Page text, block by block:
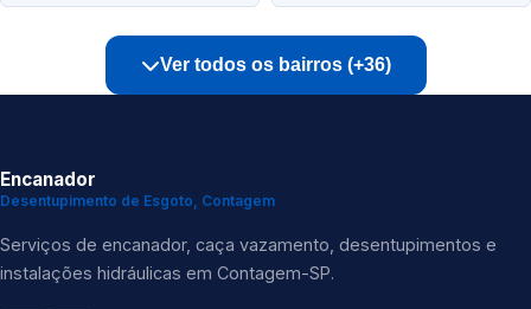
Ver todos os bairros (+36)
Encanador
Desentupimento de Esgoto, Contagem
Serviços de encanador, caça vazamento, desentupimentos e
instalações hidráulicas em Contagem-SP.